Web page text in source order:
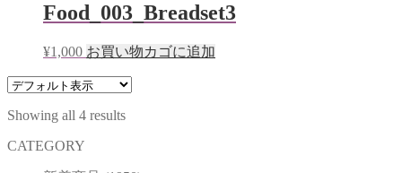
Food_003_Breadset3
¥1,000 お買い物カゴに追加
Showing all 4 results
CATEGORY